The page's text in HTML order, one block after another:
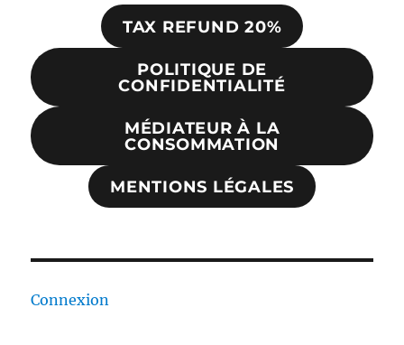
TAX REFUND 20%
POLITIQUE DE
CONFIDENTIALITÉ
MÉDIATEUR À LA
CONSOMMATION
MENTIONS LÉGALES
Connexion